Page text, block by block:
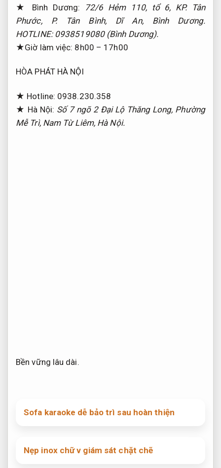
★ Bình Dương: 72/6 Hẻm 110, tổ 6, KP. Tân
Phước, P. Tân Bình, Dĩ An, Bình Dương.
HOTLINE: 0938519080 (Bình Dương).
★Giờ làm việc: 8h00 – 17h00
HÒA PHÁT HÀ NỘI
★ Hotline: 0938.230.358
★ Hà Nội: Số 7 ngõ 2 Đại Lộ Thăng Long, Phường
Mễ Trì, Nam Từ Liêm, Hà Nội.
Bền vững lâu dài.
Sofa karaoke dễ bảo trì sau hoàn thiện
Nẹp inox chữ v giám sát chặt chẽ